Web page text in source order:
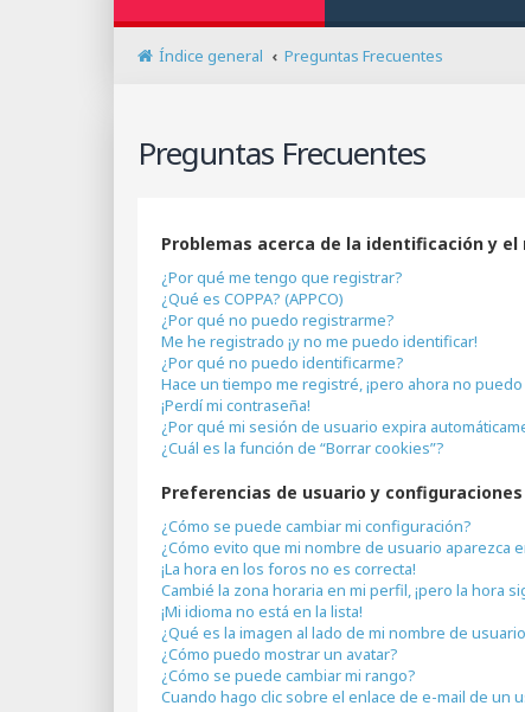
Índice general Preguntas Frecuentes
Preguntas Frecuentes
Problemas acerca de la identificación y
¿Por qué me tengo que registrar?
¿Qué es COPPA? (APPCO)
¿Por qué no puedo registrarme?
Me he registrado ¡y no me puedo identificar!
¿Por qué no puedo identificarme?
Hace un tiempo me registré, ¡pero ahora no
¡Perdí mi contraseña!
¿Por qué mi sesión de usuario expira
¿Cuál es la función de “Borrar cookies”?
Preferencias de usuario y configuraciones
¿Cómo se puede cambiar mi configuración?
¿Cómo evito que mi nombre de usuario aparezca
¡La hora en los foros no es correcta!
Cambié la zona horaria en mi perfil, ¡pero la hora
¡Mi idioma no está en la lista!
¿Qué es la imagen al lado de mi nombre de
¿Cómo puedo mostrar un avatar?
¿Cómo se puede cambiar mi rango?
Cuando hago clic sobre el enlace de e-mail de un